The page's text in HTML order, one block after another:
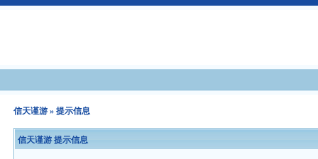
信天谨游 » 提示信息
信天谨游 提示信息